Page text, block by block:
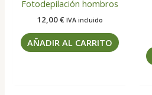
Fotodepilación hombros
12,00€ IVA incluido
AÑADIR AL CARRITO